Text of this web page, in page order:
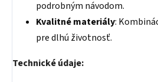
podrobným návodom.
Kvalitné materiály:
pre dlhú životnosť.
Technické údaje: